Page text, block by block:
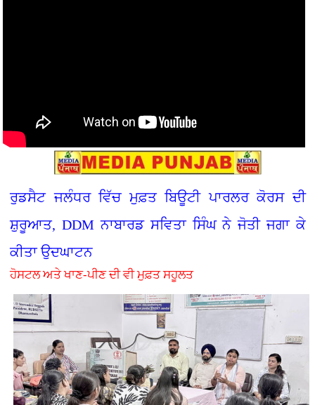
ਰੁਡਸੈਟ ਜਲੰਧਰ ਵਿੱਚ ਮੁਫ਼ਤ ਬਿਊਟੀ ਪਾਰਲਰ ਕੋਰਸ ਦੀ
ਸ਼ੁਰੂਆਤ, DDM ਨਾਬਾਰਡ ਸਵਿਤਾ ਸਿੰਘ ਨੇ ਜੋਤੀ ਜਗਾ ਕੇ
ਕੀਤਾ ਉਦਘਾਟਨ
ਹੋਸਟਲ ਅਤੇ ਖਾਣ-ਪੀਣ ਦੀ ਵੀ ਮੁਫ਼ਤ ਸਹੂਲਤ